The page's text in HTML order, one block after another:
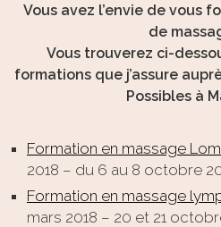
Vous avez l’envie de vous
de
Vous trouverez ci-
formations que j’assure
Possibles à
Formation en massage
2018 – du 6 au 8 octobre
Formation en massage
mars 2018 – 20 et 21